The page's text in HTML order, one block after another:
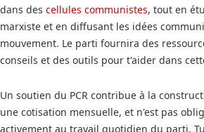
dans des cellules communistes, tout en
marxiste et en diffusant les idées
mouvement. Le parti fournira des
conseils et des outils pour t'aider dans
Un soutien du PCR contribue à la
une cotisation mensuelle, et n'est pas
activement au travail quotidien du parti.